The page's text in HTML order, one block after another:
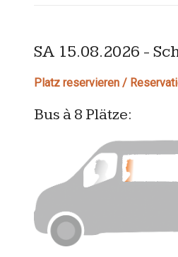
SA 15.08.2026 -
Platz reservieren /
Bus à 8 Plätze: